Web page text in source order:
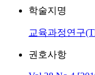
학술지명
교육과정연구
권호사항